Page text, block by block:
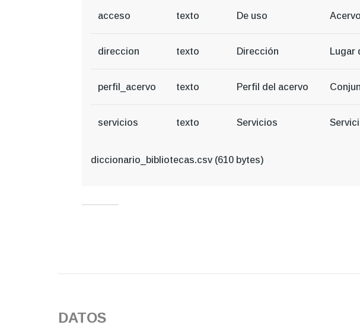
acceso texto De uso
direccion texto Dirección Lugar
perfil_acervo texto Perfil del acervo
servicios texto Servicios
diccionario_bibliotecas.csv (610 bytes)
DATOS